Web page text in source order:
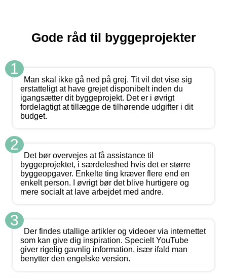
Gode råd til byggeprojekter
1
Man skal ikke gå ned på grej. Tit vil det vise sig
erstatteligt at have grejet disponibelt inden du
igangsætter dit byggeprojekt. Det er i øvrigt
fordelagtigt at tillægge de tilhørende udgifter i dit
budget.
2
Det bør overvejes at få assistance til
byggeprojektet, i særdeleshed hvis det er større
byggeopgaver. Enkelte ting kræver flere end en
enkelt person. I øvrigt bør det blive hurtigere og
mere socialt at lave arbejdet med andre.
3
Der findes utallige artikler og videoer via internettet
som kan give dig inspiration. Specielt YouTube
giver rigelig gavnlig information, især ifald man
benytter den engelske version.